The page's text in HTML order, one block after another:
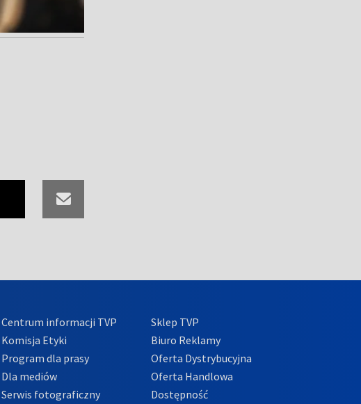
Centrum informacji TVP
Komisja Etyki
Program dla prasy
Dla mediów
Serwis fotograficzny
Sklep TVP
Biuro Reklamy
Oferta Dystrybucyjna
Oferta Handlowa
Dostępność